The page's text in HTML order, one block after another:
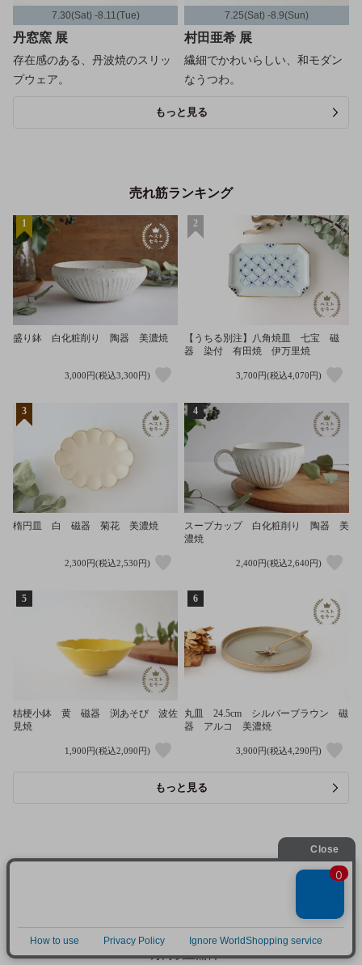
7.30(Sat) -8.11(Tue)
丹窓窯 展
存在感のある、丹波焼のスリッ
プウェア。
7.25(Sat) -8.9(Sun)
村田亜希 展
繊細でかわいらしい、和モダン
なうつわ。
もっと見る
売れ筋ランキング
1
盛り鉢 白化粧削り 陶器 美濃焼
3,000円(税込3,300円)
2
【うちる別注】八角焼皿 七宝 磁
器 染付 有田焼 伊万里焼
3,700円(税込4,070円)
3
楕円皿 白 磁器 菊花 美濃焼
2,300円(税込2,530円)
4
スープカップ 白化粧削り 陶器 美
濃焼
2,400円(税込2,640円)
5
桔梗小鉢 黄 磁器 渕あそび 波佐
見焼
1,900円(税込2,090円)
6
丸皿 24.5cm シルバーブラウン 磁
器 アルコ 美濃焼
3,900円(税込4,290円)
もっと見る
5千円以上 300円
1万円以上無料